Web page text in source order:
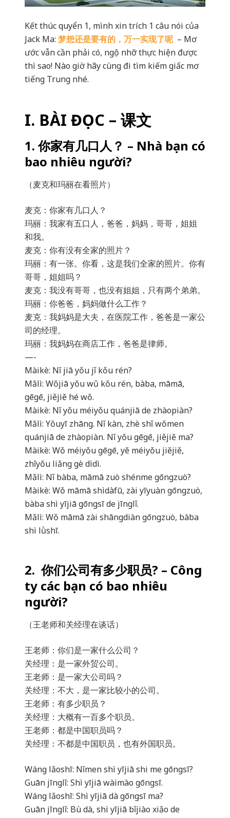
Kết thúc quyển 1, mình xin trích 1 câu nói của
Jack Ma: 梦想还是要有的，万一实现了呢– Mơ
ước vẫn cần phải có, ngộ nhỡ thực hiện được
thì sao! Nào giờ hãy cùng đi tìm kiếm giấc mơ
tiếng Trung nhé.
I. BÀI ĐỌC – 课文
1. 你家有几口人？ – Nhà bạn có
bao nhiêu người?
（麦克和玛丽在看照片）
麦克：你家有几口人？
玛丽：我家有五口人，爸爸，妈妈，哥哥，姐姐
和我。
麦克：你有没有全家的照片？
玛丽：有一张。你看，这是我们全家的照片。你有
哥哥，姐姐吗？
麦克：我没有哥哥，也没有姐姐，只有两个弟弟。
玛丽：你爸爸，妈妈做什么工作？
麦克：我妈妈是大夫，在医院工作，爸爸是一家公
司的经理。
玛丽：我妈妈在商店工作，爸爸是律师。
—-
Màikè: Nǐ jiā yǒu jǐ kǒu rén?
Mǎlì: Wǒjiā yǒu wǔ kǒu rén, bàba, māmā,
gēgē, jiějiě hé wǒ.
Màikè: Nǐ yǒu méiyǒu quánjiā de zhàopiàn?
Mǎlì: Yǒuyī zhāng. Nǐ kàn, zhè shǐ wǒmen
quánjiā de zhàopiàn. Nǐ yǒu gēgē, jiějiě ma?
Màikè: Wǒ méiyǒu gēgē, yě méiyǒu jiějiě,
zhǐyǒu liǎng gè dìdì.
Mǎlì: Nǐ bàba, māmā zuò shénme gōngzuò?
Màikè: Wǒ māmā shìdàfū, zài yīyuàn gōngzuò,
bàba shì yījiā gōngsī de jīnglǐ.
Mǎlì: Wǒ māmā zài shāngdiàn gōngzuò, bàba
shì lǜshī.
2. 你们公司有多少职员? – Công
ty các bạn có bao nhiêu
người?
（王老师和关经理在谈话）
王老师：你们是一家什么公司？
关经理：是一家外贸公司。
王老师：是一家大公司吗？
关经理：不大，是一家比较小的公司。
王老师：有多少职员？
关经理：大概有一百多个职员。
王老师：都是中国职员吗？
关经理：不都是中国职员，也有外国职员。
Wáng lǎoshī: Nǐmen shì yījiā shi me gōngsī?
Guān jīnglǐ: Shì yījiā wàimào gōngsī.
Wáng lǎoshī: Shì yījiā dà gōngsī ma?
Guān jīnglǐ: Bù dà, shì yījiā bǐjiào xiǎo de